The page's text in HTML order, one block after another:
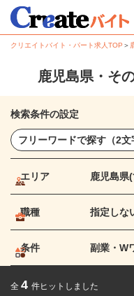
クリエイトバイト・パート求人TOP ＞
鹿児島県・そ
検索条件の設定
エリア 鹿児島県
職種 指定しな
条件 副業・W
全 4 件ヒットしました